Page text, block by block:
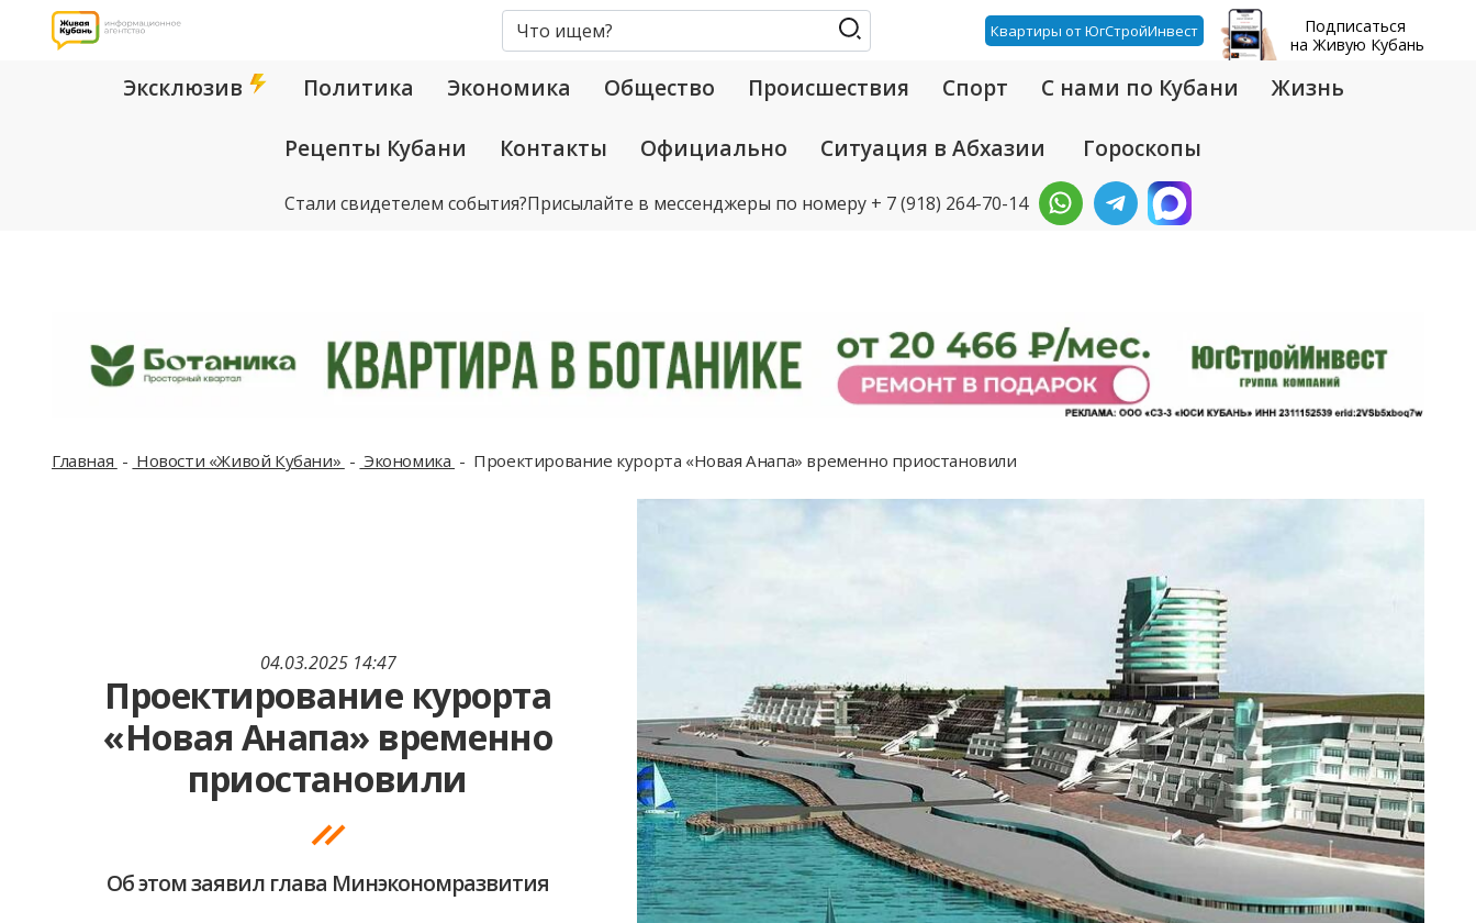
Квартиры от ЮгСтройИнвест
Подписаться
на Живую Кубань
Эксклюзив Политика Экономика Общество Происшествия Спорт С нами по Кубани Жизнь
Рецепты Кубани Контакты Официально Ситуация в Абхазии Гороскопы
Стали свидетелем события?Присылайте в мессенджеры по номеру + 7 (918) 264-70-14
Главная Новости «Живой Кубани» Экономика Проектирование курорта «Новая Анапа» временно приостановили
04.03.2025 14:47
Проектирование курорта
«Новая Анапа» временно
приостановили
Об этом заявил глава Минэкономразвития